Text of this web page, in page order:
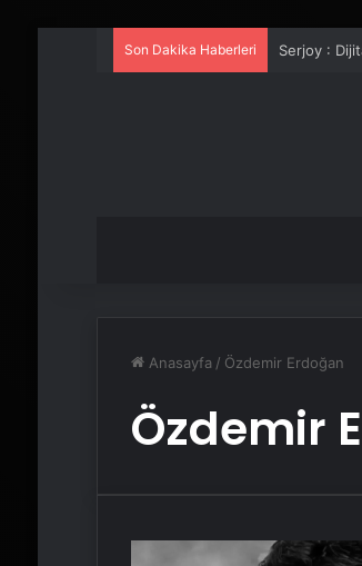
Son Dakika Haberleri Serjoy :
Anasayfa / Özdemir Erdoğan
Özdemir